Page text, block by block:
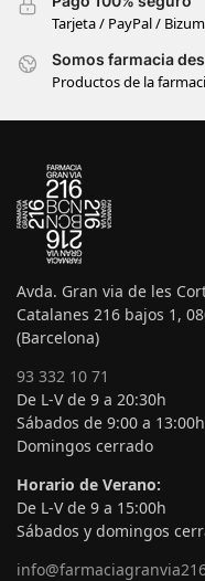
Tarjeta / PayPal / Bizum
Somos farmacia
Productos de la
Avda. Gran via de les
Catalanes 216 bajos 1,
(Barcelona)
93 332 10 71
De L-V de 9 a 20:30h
Sábados de 9:00 a 13:00h
Domingos cerrado
Horario de Verano:
De L-V de 9 a 15:00h
Sábados y domingos